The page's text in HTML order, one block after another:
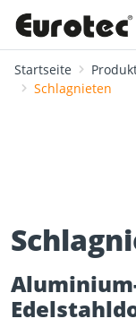
Startseite
Schlagnieten